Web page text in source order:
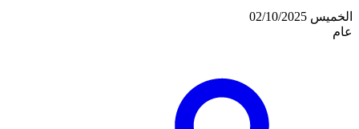
الخميس 02/10/2025
عام